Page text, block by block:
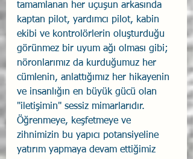
tamamlanan her uçuşun arkasında
kaptan pilot, yardımcı pilot, kabin
ekibi ve kontrolörlerin oluşturduğu
görünmez bir uyum ağı olması gibi;
nöronlarımız da kurduğumuz her
cümlenin, anlattığımız her hikayenin
ve insanlığın en büyük gücü olan
"iletişimin" sessiz mimarlarıdır.
Öğrenmeye, keşfetmeye ve
zihnimizin bu yapıcı potansiyeline
yatırım yapmaya devam ettiğimiz